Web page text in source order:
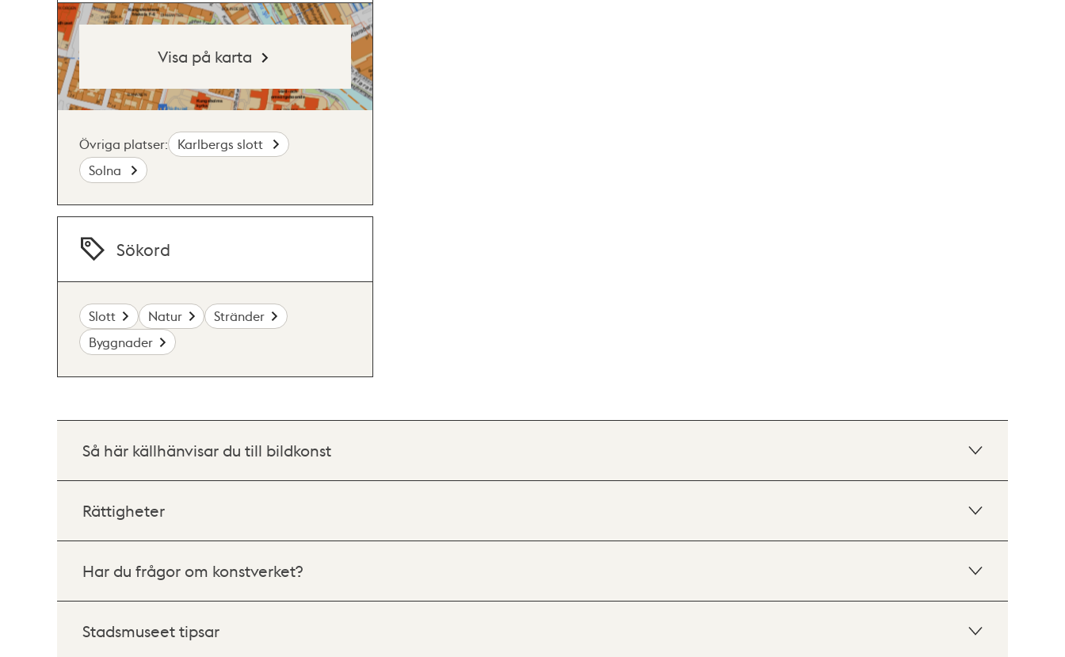
Visa på karta
Övriga platser:
Karlbergs slott
Solna
Sökord
Slott Natur
Stränder
Byggnader
Så här källhänvisar du till bildkonst
Rättigheter
Har du frågor om konstverket?
Stadsmuseet tipsar